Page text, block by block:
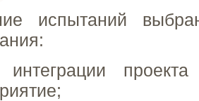
испытаний
интеграции